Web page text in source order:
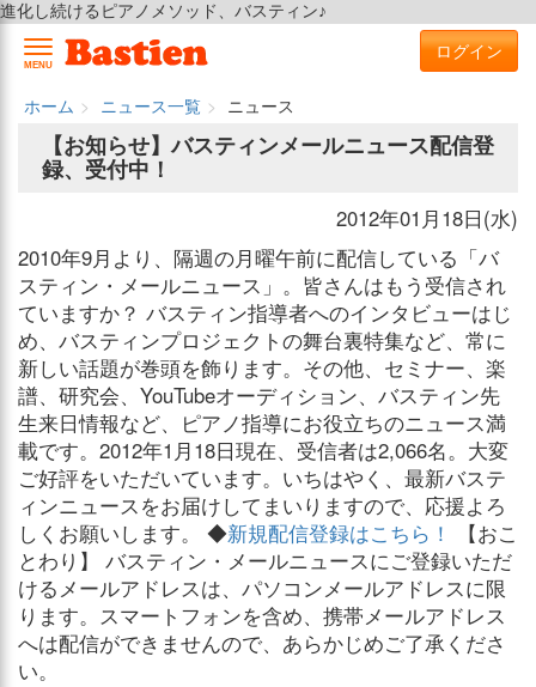
進化し続けるピアノメソッド、バスティン♪
MENU
ログイン
ホーム ニュース一覧
ニュース
【お知らせ】バスティンメールニュース配信登
録、受付中！
2012年01月18日(水)
2010年9月より、隔週の月曜午前に配信している「バ
スティン・メールニュース」。皆さんはもう受信され
ていますか？ バスティン指導者へのインタビューはじ
め、バスティンプロジェクトの舞台裏特集など、常に
新しい話題が巻頭を飾ります。その他、セミナー、楽
譜、研究会、YouTubeオーディション、バスティン先
生来日情報など、ピアノ指導にお役立ちのニュース満
載です。2012年1月18日現在、受信者は2,066名。大変
ご好評をいただいています。いちはやく、最新バステ
ィンニュースをお届けしてまいりますので、応援よろ
しくお願いします。 ◆新規配信登録はこちら！
【おこ
とわり】 バスティン・メールニュースにご登録いただ
けるメールアドレスは、パソコンメールアドレスに限
ります。スマートフォンを含め、携帯メールアドレス
へは配信ができませんので、あらかじめご了承くださ
い。